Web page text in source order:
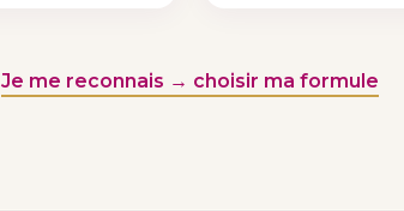
Je me reconnais → choisir ma formule